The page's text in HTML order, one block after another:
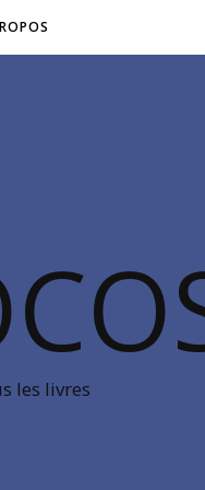
les livres